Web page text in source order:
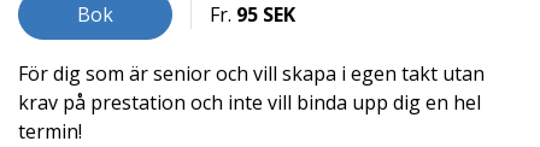
Bok Fr. 95 SEK
För dig som är senior och vill skapa i egen takt utan
krav på prestation och inte vill binda upp dig en hel
termin!